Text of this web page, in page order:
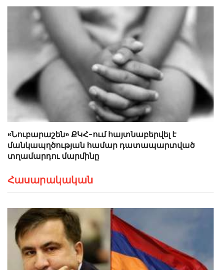
«Նուբարաշեն» ՔԿՀ-ում հայտնաբերվել է
մանկապղծության համար դատապարտված
տղամարդու մարմինը
Հասարակական